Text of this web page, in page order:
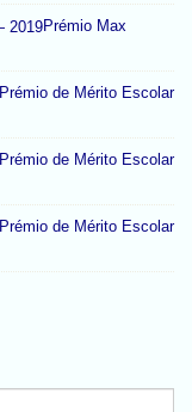
Prémio Max
Prémio de Mérito Escolar
Prémio de Mérito Escolar
Prémio de Mérito Escolar